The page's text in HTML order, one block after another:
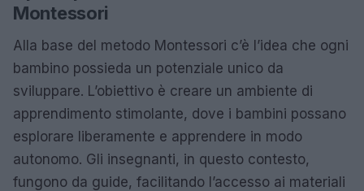
Montessori
Alla base del metodo Montessori c’è l’idea che ogni
bambino possieda un potenziale unico da
sviluppare. L’obiettivo è creare un ambiente di
apprendimento stimolante, dove i bambini possano
esplorare liberamente e apprendere in modo
autonomo. Gli insegnanti, in questo contesto,
fungono da guide, facilitando l’accesso ai materiali